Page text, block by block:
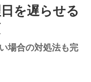
を遅らせる
場合の対処法も完